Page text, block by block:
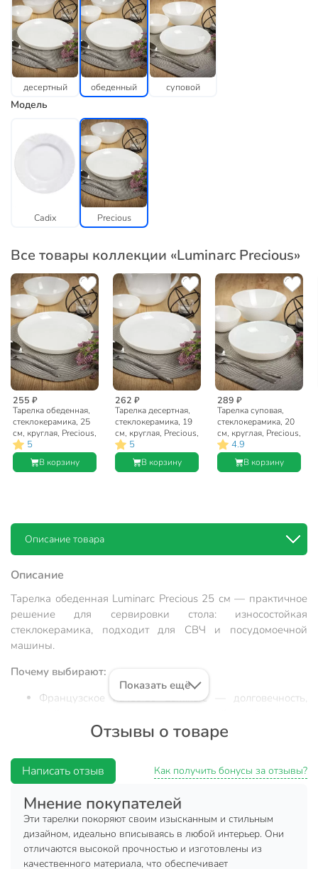
десертный обеденный суповой
Модель
Cadix Precious
Все товары коллекции «Luminarc Precious»
255 ₽
Тарелка обеденная,
стеклокерамика, 25
см, круглая, Precious,
Luminarc, Q1900
5
В корзину
262 ₽
Тарелка десертная,
стеклокерамика, 19
см, круглая, Precious,
Luminarc, Q1933
5
В корзину
289 ₽
Тарелка суповая,
стеклокерамика, 20
см, круглая, Precious,
Luminarc, Q1934
4.9
В корзину
Описание товара
Описание
Тарелка обеденная Luminarc Precious 25 см — практичное
решение для сервировки стола: износостойкая
стеклокерамика, подходит для СВЧ и посудомоечной
машины.
Почему выбирают:
Французское качество Luminarc — долговечность,
Идеальный диаметр 25 см: универсально для вторых
устойчива к перепадам температуры
Отличный выбор для дома, дачи, подарка —
лаконичный белый цвет подойдет к любому
интерьеру
Обеденная тарелка Luminarc Precious диаметром 25 см —
выбор тех, кто ищет долговечную, стильную и
Показать ещё
Отзывы о товаре
Написать отзыв Как получить бонусы за отзывы?
Мнение покупателей
Эти тарелки покоряют своим изысканным и стильным
дизайном, идеально вписываясь в любой интерьер. Они
отличаются высокой прочностью и изготовлены из
качественного материала, что обеспечивает